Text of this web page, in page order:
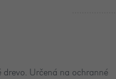
Určená na ochranné